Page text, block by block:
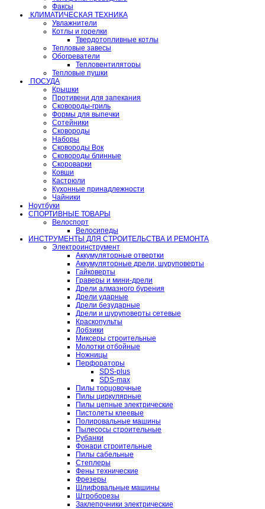
Факсы
КЛИМАТИЧЕСКАЯ ТЕХНИКА
Увлажнители
Котлы и горелки
Твердотопливные котлы
Тепловые завесы
Обогреватели
Тепловентиляторы
Тепловые пушки
ПОСУДА
Крышки
Противени для запекания
Сковороды-гриль
Формы для выпечки
Сотейники
Сковороды
Наборы
Сковороды Вок
Сковороды блинные
Скороварки
Ковши
Кастрюли
Кухонные принадлежности
Чайники
Ноутбуки
СПОРТИВНЫЕ ТОВАРЫ
Велоспорт
Велосипеды
ИНСТРУМЕНТЫ ДЛЯ СТРОИТЕЛЬСТВА И РЕМОНТА
Электроинструмент
Аккумуляторные отвертки
Аккумуляторные дрели, шуруповерты
Гайковерты
Граверы и мини-дрели
Дрели алмазного бурения
Дрели ударные
Дрели безударные
Дрели и шуруповерты сетевые
Краскопульты
Лобзики
Миксеры строительные
Молотки отбойные
Ножницы
Перфораторы
SDS-plus
SDS-max
Пилы торцовочные
Пилы циркулярные
Пилы цепные электрические
Пистолеты клеевые
Полировальные машины
Пылесосы строительные
Рубанки
Фонари строительные
Пилы сабельные
Степлеры
Фены технические
Фрезеры
Шлифовальные машины
Штроборезы
Заклепочники электрические